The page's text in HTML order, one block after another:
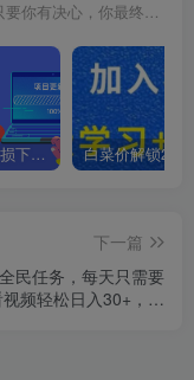
不管你有多慢，都不要紧，只要你有决心，你最终都会到达想去的地方
全网VIP课程 无损下载~
下一篇
民任务，每天只需要
频轻松日入30+，新